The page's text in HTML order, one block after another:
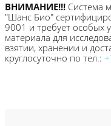
ВНИМАНИЕ!!! Система
"Шанс Био"
9001 и требует особых
материала для
взятии, хранении и
круглосуточно по тел.: